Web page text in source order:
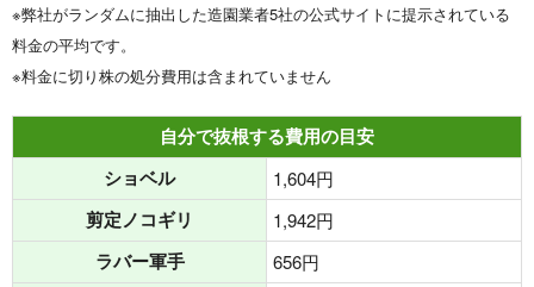
※弊社がランダムに抽出した造園業者5社の公式サイトに提示されている
料金の平均です。
※料金に切り株の処分費用は含まれていません
自分で抜根する費用の目安
ショベル
1,604円
剪定ノコギリ 1,942円
ラバー軍手 656円